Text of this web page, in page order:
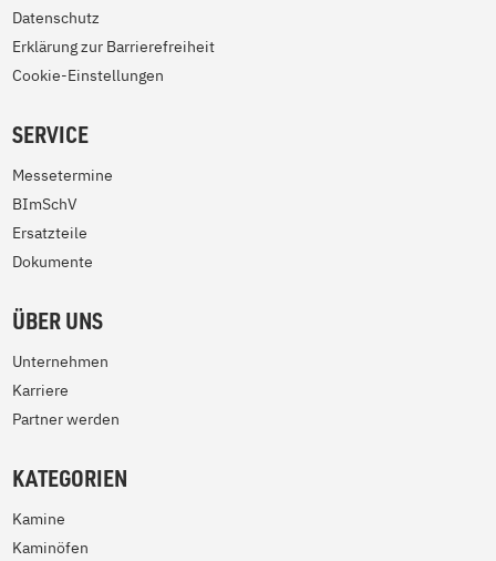
Datenschutz
Erklärung zur Barrierefreiheit
Cookie-Einstellungen
SERVICE
Messetermine
BImSchV
Ersatzteile
Dokumente
ÜBER UNS
Unternehmen
Karriere
Partner werden
KATEGORIEN
Kamine
Kaminöfen